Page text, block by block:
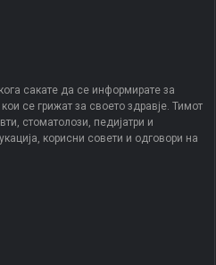
сакате да се информирате за
се грижат за своето здравје. Тимот
стоматолози, педијатри и
корисни совети и одговори на